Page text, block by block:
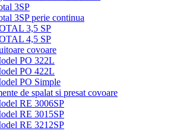
3SP
3SP perie continua
3,5 SP
4,5 SP
covoare
PO 322L
PO 422L
PO Simple
de spalat si presat covoare
RE 3006SP
RE 3015SP
RE 3212SP